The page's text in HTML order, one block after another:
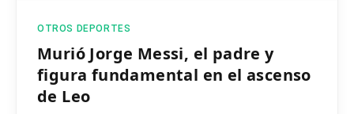
OTROS DEPORTES
Murió Jorge Messi, el padre y
figura fundamental en el ascenso
de Leo